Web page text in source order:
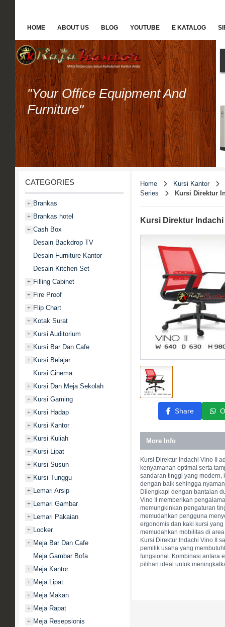
HOME ABOUT US BLOG YOUTUBE E KATALOG
"Your Office Equipment And
Furniture"
CATEGORIES
+ Brankas
+ Brankas hotel
+ Cash Box
Desain Backdrop TV
Desain Furniture Kantor
Desain Kitchen Set
+ Filling Cabinet
+ Fire Proof
+ Flip Chart
+ Kotak Surat
+ Kursi Auditorium
+ Kursi Bar Dan Cafe
+ Kursi Belajar
Kursi Cinema
+ Kursi Dan Meja Sekolah
+ Kursi Gaming
+ Kursi Hadap
+ Kursi Kantor
+ Kursi Kuliah
+ Kursi Lipat
+ Kursi Susun
+ Kursi Tunggu
+ Lemari Arsip
+ Lemari Gambar
+ Lemari Pakaian
+ Locker
+ Meja Bar Dan Cafe
Meja Gambar Bofa
+ Meja Kantor
+ Meja Lipat
+ Meja Makan
+ Meja Rapat
+ Meja Resepsionis
Home
Kursi Kantor
Series
Kursi Direktur
Kursi Direktur Indachi
Share
More Info
Kursi Direktur Indachi Vino II
kenyamanan optimal serta
sandaran tinggi yang modern,
dengan baik sehingga
Dilengkapi dengan bantalan
Vino II memberikan
memungkinkan pengaturan
memudahkan pengguna
ergonomis dan kaki kursi
memudahkan mobilitas di
Kursi Direktur Indachi Vino II
pemilik usaha yang
fungsional. Kombinasi antara
pilihan ideal untuk